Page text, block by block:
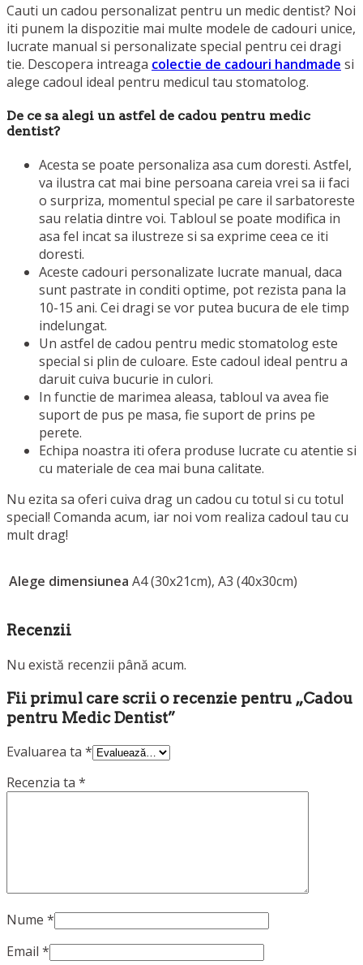
Cauti un cadou personalizat pentru un medic dentist? Noi
iti punem la dispozitie mai multe modele de cadouri unice,
lucrate manual si personalizate special pentru cei dragi
tie. Descopera intreaga colectie de cadouri handmade si
alege cadoul ideal pentru medicul tau stomatolog.
De ce sa alegi un astfel de cadou pentru medic
dentist?
Acesta se poate personaliza asa cum doresti. Astfel,
va ilustra cat mai bine persoana careia vrei sa ii faci
o surpriza, momentul special pe care il sarbatoreste
sau relatia dintre voi. Tabloul se poate modifica in
asa fel incat sa ilustreze si sa exprime ceea ce iti
doresti.
Aceste cadouri personalizate lucrate manual, daca
sunt pastrate in conditi optime, pot rezista pana la
10-15 ani. Cei dragi se vor putea bucura de ele timp
indelungat.
Un astfel de cadou pentru medic stomatolog este
special si plin de culoare. Este cadoul ideal pentru a
daruit cuiva bucurie in culori.
In functie de marimea aleasa, tabloul va avea fie
suport de pus pe masa, fie suport de prins pe
perete.
Echipa noastra iti ofera produse lucrate cu atentie si
cu materiale de cea mai buna calitate.
Nu ezita sa oferi cuiva drag un cadou cu totul si cu totul
special! Comanda acum, iar noi vom realiza cadoul tau cu
mult drag!
Alege dimensiunea A4 (30x21cm), A3 (40x30cm)
Recenzii
Nu există recenzii până acum.
Fii primul care scrii o recenzie pentru „Cadou
pentru Medic Dentist”
Evaluarea ta *
Recenzia ta *
Nume *
Email *